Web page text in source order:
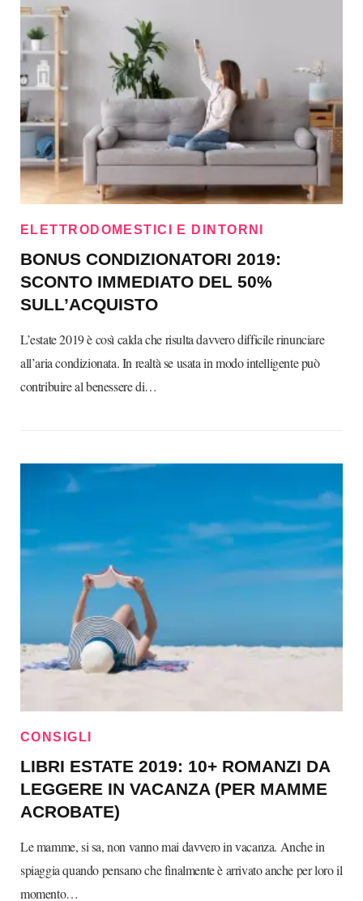
ELETTRODOMESTICI E DINTORNI
BONUS CONDIZIONATORI 2019:
SCONTO IMMEDIATO DEL 50%
SULL’ACQUISTO
L’estate 2019 è così calda che risulta davvero difficile rinunciare
all’aria condizionata. In realtà se usata in modo intelligente può
contribuire al benessere di…
CONSIGLI
LIBRI ESTATE 2019: 10+ ROMANZI DA
LEGGERE IN VACANZA (PER MAMME
ACROBATE)
Le mamme, si sa, non vanno mai davvero in vacanza. Anche in
spiaggia quando pensano che finalmente è arrivato anche per loro il
momento…